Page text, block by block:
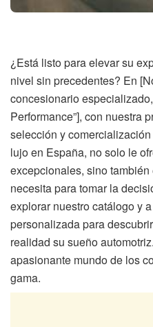
¿Está listo para elevar su
nivel sin precedentes? En
concesionario
Performance”], con nuestra
selección y
lujo en España, no solo le
excepcionales, sino
necesita para tomar la
explorar nuestro catálogo y
personalizada para
realidad su sueño
apasionante mundo de los
gama.